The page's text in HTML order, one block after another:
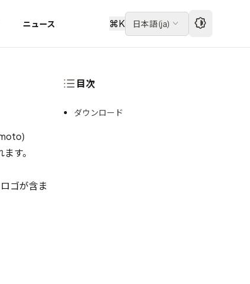
ニュース ⌘K 日本語(ja)
す。
ゴが含ま
目次
ダウンロード